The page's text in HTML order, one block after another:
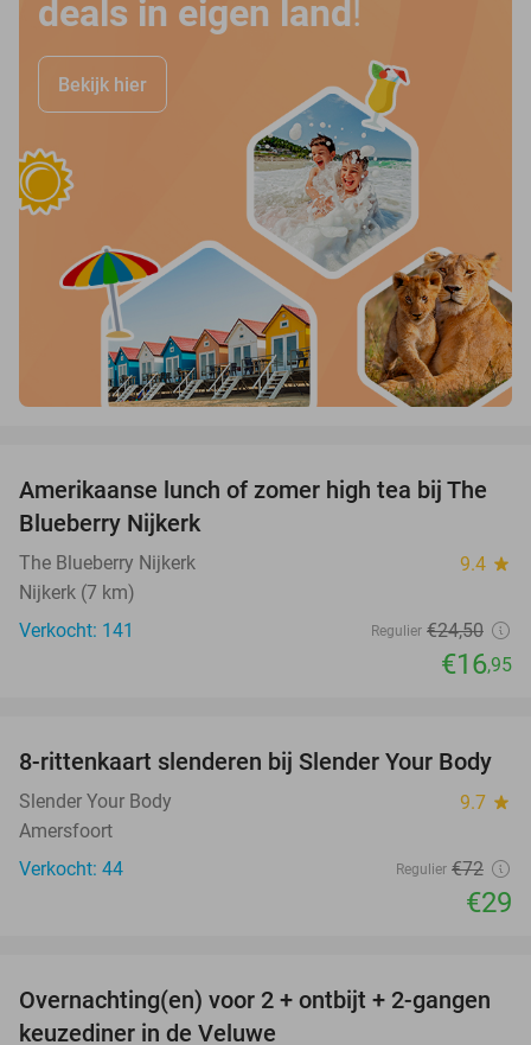
deals in eigen land !
Bekijk hier
31%
Amerikaanse lunch of zomer high tea bij The
Blueberry Nijkerk
The Blueberry Nijkerk 9.4 star
Nijkerk (7 km)
Verkocht: 141
Regulier €24,50
€16,95
60%
8-rittenkaart slenderen bij Slender Your Body
Slender Your Body 9.7 star
Amersfoort
Verkocht: 44
Regulier €72
€29
22%
Overnachting(en) voor 2 + ontbijt + 2-gangen
keuzediner in de Veluwe